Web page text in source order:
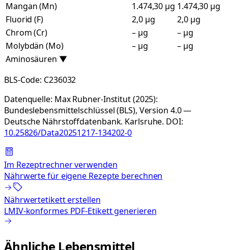
Mangan (Mn)
1.474,30 µg 1.474,30 µg
Fluorid (F)
2,0 µg
2,0 µg
Chrom (Cr)
– µg
– µg
Molybdän (Mo)
– µg
– µg
Aminosäuren ▼
BLS-Code: C236032
Datenquelle: Max Rubner-Institut (2025):
Bundeslebensmittelschlüssel (BLS), Version 4.0 —
Deutsche Nährstoffdatenbank. Karlsruhe. DOI:
10.25826/Data20251217-134202-0
Im Rezeptrechner verwenden
Nährwerte für eigene Rezepte berechnen
Nährwertetikett erstellen
LMIV-konformes PDF-Etikett generieren
Ähnliche Lebensmittel